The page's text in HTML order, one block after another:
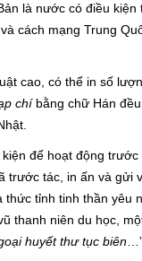
là nước có điều
cách mạng Trung
cao, có thể in số
chíbằng chữ Hán
để hoạt động
trước tác, in ấn và
tỉnh tinh thần yêu
thanh niên du học,
huyết thư tục biên